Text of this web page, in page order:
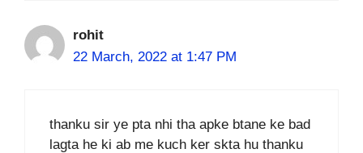
rohit
22 March, 2022 at 1:47 PM
thanku sir ye pta nhi tha apke btane ke bad
lagta he ki ab me kuch ker skta hu thanku